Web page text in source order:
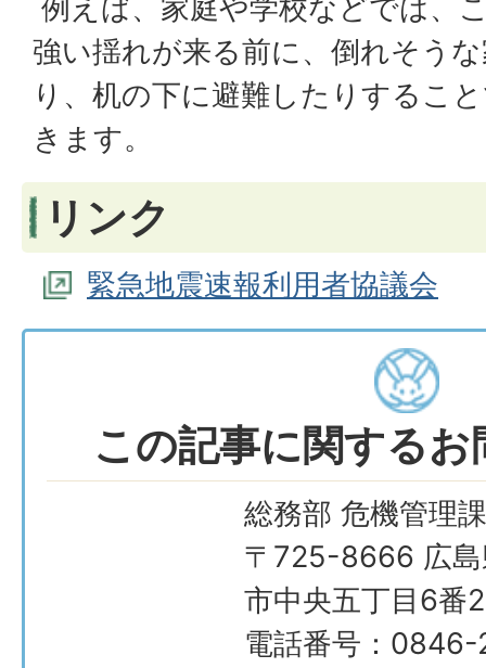
例えば、家庭や学校などでは、
強い揺れが来る前に、倒れそう
り、机の下に避難したりするこ
きます。
リンク
緊急地震速報利用者協議会
この記事に関する
総務部 危機管理課
〒725-8666 広島
市中央五丁目6番
電話番号：